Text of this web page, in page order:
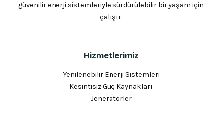
güvenilir enerji sistemleriyle sürdürülebilir bir yaşam için
çalışır.
Hizmetlerimiz
Yenilenebilir Enerji Sistemleri
Kesintisiz Güç Kaynakları
Jeneratörler